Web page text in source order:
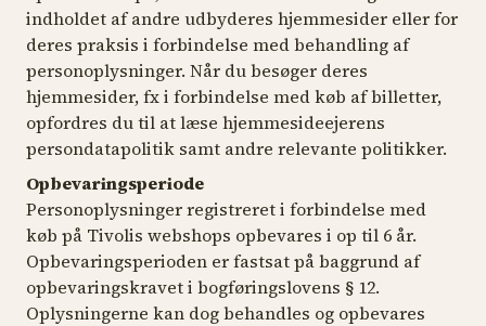
indholdet af andre udbyderes hjemmesider eller for
deres praksis i forbindelse med behandling af
personoplysninger. Når du besøger deres
hjemmesider, fx i forbindelse med køb af billetter,
opfordres du til at læse hjemmesideejerens
persondatapolitik samt andre relevante politikker.
Opbevaringsperiode
Personoplysninger registreret i forbindelse med
køb på Tivolis webshops opbevares i op til 6 år.
Opbevaringsperioden er fastsat på baggrund af
opbevaringskravet i bogføringslovens § 12.
Oplysningerne kan dog behandles og opbevares